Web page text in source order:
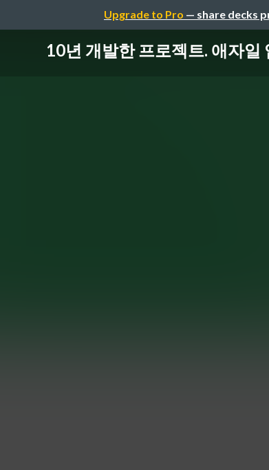
Upgrade to Pro — share decks
10년 개발한 프로젝트. 애자